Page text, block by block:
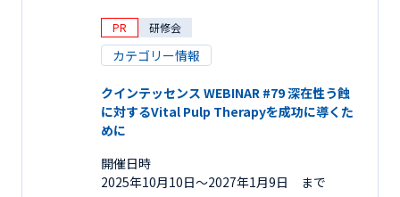
PR 研修会
カテゴリー情報
クインテッセンス WEBINAR #79 深在性う蝕
に対するVital Pulp Therapyを成功に導くた
めに
開催日時
2025年10月10日〜2027年1月9日 まで